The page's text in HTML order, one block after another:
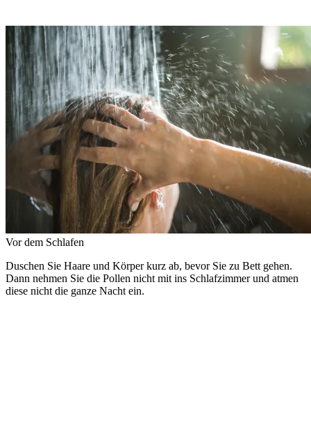
Vor dem Schlafen
Duschen Sie Haare und Körper kurz ab, bevor Sie zu Bett gehen.
Dann nehmen Sie die Pollen nicht mit ins Schlafzimmer und atmen
diese nicht die ganze Nacht ein.